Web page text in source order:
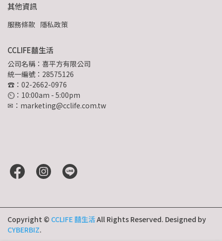
其他資訊
服務條款 隱私政策
CCLIFE囍生活
公司名稱：喜平方有限公司
統一編號：28575126
☎：02-2662-0976
⏲︎：10:00am - 5:00pm
✉：marketing@cclife.com.tw
Copyright © CCLIFE 囍生活All Rights Reserved. Designed by
CYBERBIZ.